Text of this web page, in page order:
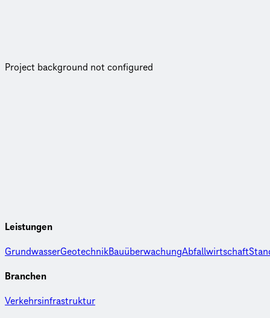
Project background not configured
Leistungen
GrundwasserGeotechnikBauüberwachungAbfallwirtschaft
Branchen
Verkehrsinfrastruktur